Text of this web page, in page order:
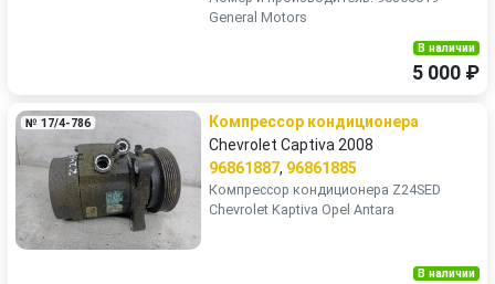
General Motors
В наличии
5 000 ₽
№ 17/4-786
Компрессор кондиционера
Chevrolet Captiva 2008
96861887, 96861885
Компрессор кондиционера Z24SED
Chevrolet Kaptiva Opel Antara
В наличии